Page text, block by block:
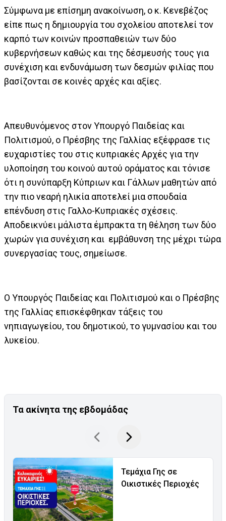
Σύμφωνα με επίσημη ανακοίνωση, ο κ. Κενεβέζος
είπε πως η δημιουργία του σχολείου αποτελεί τον
καρπό των κοινών προσπαθειών των δύο
κυβερνήσεων καθώς και της δέσμευσής τους για
συνέχιση και ενδυνάμωση των δεσμών φιλίας που
βασίζονται σε κοινές αρχές και αξίες.
Απευθυνόμενος στον Υπουργό Παιδείας και
Πολιτισμού, ο Πρέσβης της Γαλλίας εξέφρασε τις
ευχαριστίες του στις κυπριακές Αρχές για την
υλοποίηση του κοινού αυτού οράματος και τόνισε
ότι η συνύπαρξη Κύπριων και Γάλλων μαθητών από
την πιο νεαρή ηλικία αποτελεί μια σπουδαία
επένδυση στις Γαλλο-Κυπριακές σχέσεις.
Αποδεικνύει μάλιστα έμπρακτα τη θέληση των δύο
χωρών για συνέχιση και εμβάθυνση της μέχρι τώρα
συνεργασίας τους, σημείωσε.
Ο Υπουργός Παιδείας και Πολιτισμού και ο Πρέσβης
της Γαλλίας επισκέφθηκαν τάξεις του
νηπιαγωγείου, του δημοτικού, το γυμνασίου και του
λυκείου.
Τα ακίνητα της εβδομάδας
Τεμάχια Γης σε
Οικιστικές Περιοχές